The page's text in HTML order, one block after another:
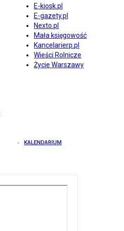
E-kiosk.pl
E-gazety.pl
Nexto.pl
Mała księgowość
Kancelarierp.pl
Wieści Rolnicze
Życie Warszawy
KALENDARIUM